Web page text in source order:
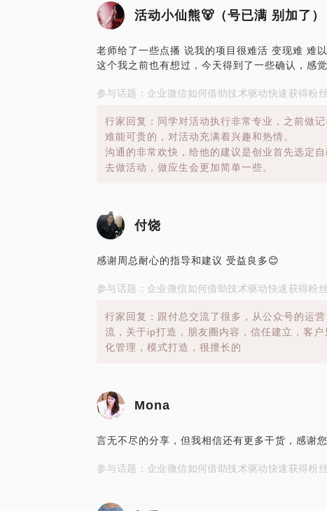
活动小仙熊🐻（号已满 别加了）
老师给了一些点播 说我的项目很难活 变现难 难
这个我之前也有想过，今天得到了一些确认，感
参与话题：企业微信如何借助技术驱动快速获得粉丝
行家回复：同学对活动执行非常专业，之前做
难能可贵的，对活动充满着兴趣和热情。
沟通的非常欢快，给他的建议是创业首先选定
去做活动，做应生会更加简单一些。
付饶
感谢周总耐心的指导和建议 受益良多😊
参与话题：企业微信如何借助技术驱动快速获得粉丝
行家回复：跟付总交流了很多，从公众号的运
流，关于ip打造，朋友圈内容，信任建立，客
化管理，模式打造，很擅长的
Mona
言无不尽的分享，但我相信还有更多干货，感谢
参与话题：企业微信如何借助技术驱动快速获得粉丝